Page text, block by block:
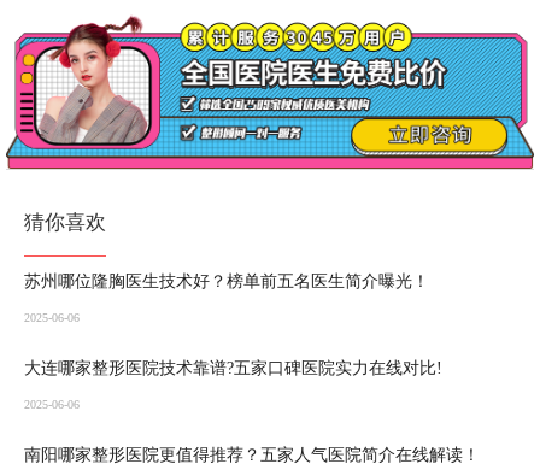
猜你喜欢
苏州哪位隆胸医生技术好？榜单前五名医生简介曝光！
2025-06-06
大连哪家整形医院技术靠谱?五家口碑医院实力在线对比!
2025-06-06
南阳哪家整形医院更值得推荐？五家人气医院简介在线解读！